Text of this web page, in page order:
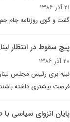
۲۱ آذر ۱۳۸۶
گفت و گوى روزنامه جام
پیچ سقوط در انتظار
۲۰ آذر ۱۳۸۶
فرصت بیشتری داشته
پایان انزوای سیاسی